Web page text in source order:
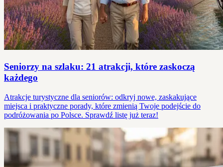
Seniorzy na szlaku: 21 atrakcji, które zaskoczą
każdego
Atrakcje turystyczne dla seniorów: odkryj nowe, zaskakujące
miejsca i praktyczne porady, które zmienią Twoje podejście do
podróżowania po Polsce. Sprawdź listę już teraz!